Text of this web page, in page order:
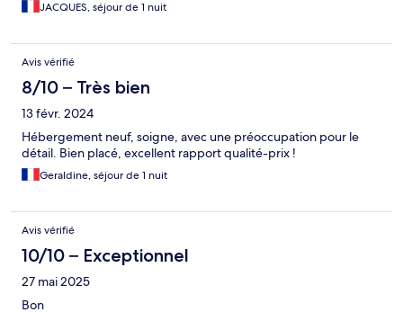
JACQUES, séjour de 1 nuit
Avis vérifié
8/10 – Très bien
13 févr. 2024
Hébergement neuf, soigne, avec une préoccupation pour le
détail. Bien placé, excellent rapport qualité-prix !
Geraldine, séjour de 1 nuit
Avis vérifié
10/10 – Exceptionnel
27 mai 2025
Bon